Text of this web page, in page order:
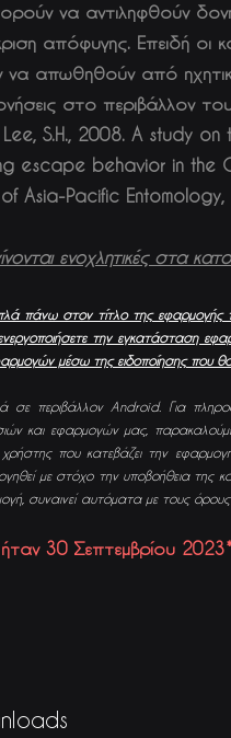
να αντιληφθούν
απόφυγης. Επειδή οι
να απωθηθούν από
στο περιβάλλον
Lee, S.H., 2008. A study
escape behavior in the
Asia-Pacific
ενοχλητικές στα
πάνω στον τίτλο της εφαρμογής
την εγκατάσταση
μέσω της ειδοποίησης που
σε περιβάλλον Android. Για
και εφαρμογών μας,
που κατεβάζει την
με στόχο την υποβοήθεια της
συναινεί αυτόματα με τους όρους
30 Σεπτεμβρίου